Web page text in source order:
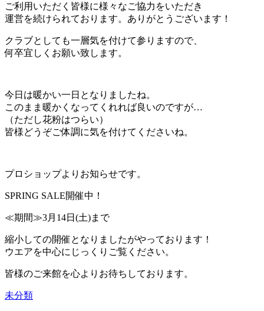
ご利用いただく皆様に様々なご協力をいただき
運営を続けられております。ありがとうございます！
クラブとしても一層気を付けて参りますので、
何卒宜しくお願い致します。
今日は暖かい一日となりましたね。
このまま暖かくなってくれれば良いのですが…
（ただし花粉はつらい）
皆様どうぞご体調に気を付けてくださいね。
プロショップよりお知らせです。
SPRING SALE開催中！
≪期間≫3月14日(土)まで
縮小しての開催となりましたがやっております！
ウエアを中心にじっくりご覧ください。
皆様のご来館を心よりお待ちしております。
未分類